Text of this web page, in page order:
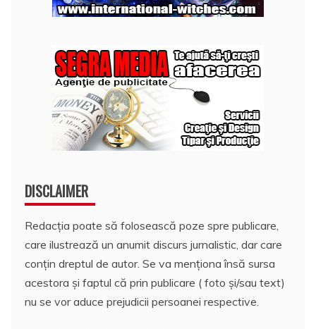
DISCLAIMER
Redacția poate să folosească poze spre publicare,
care ilustrează un anumit discurs jurnalistic, dar care
conțin dreptul de autor. Se va menționa însă sursa
acestora și faptul că prin publicare ( foto și/sau text)
nu se vor aduce prejudicii persoanei respective.